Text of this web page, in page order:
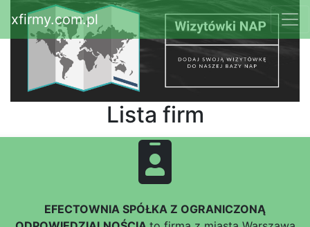
xfirmy.com.pl
Lista firm
EFECTOWNIA SPÓŁKA Z OGRANICZONĄ